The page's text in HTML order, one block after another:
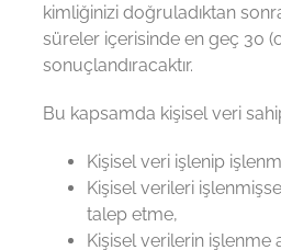
kimliğinizi doğruladıktan
süreler içerisinde en geç 30
sonuçlandıracaktır.
Bu kapsamda kişisel veri
Kişisel veri işlenip
Kişisel verileri
talep etme,
Kişisel verilerin işlenme